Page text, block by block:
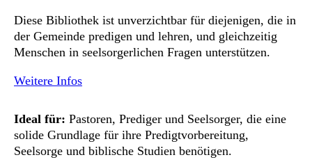
Diese Bibliothek ist unverzichtbar für diejenigen, die in
der Gemeinde predigen und lehren, und gleichzeitig
Menschen in seelsorgerlichen Fragen unterstützen.
Weitere Infos
Ideal für: Pastoren, Prediger und Seelsorger, die eine
solide Grundlage für ihre Predigtvorbereitung,
Seelsorge und biblische Studien benötigen.